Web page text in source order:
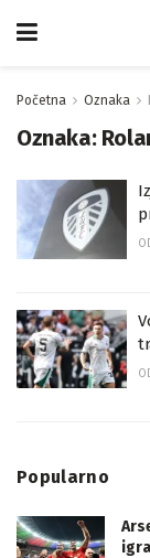
Početna Oznaka
Oznaka:
Popularno